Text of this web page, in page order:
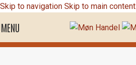
Skip to navigation Skip to main content
MENU